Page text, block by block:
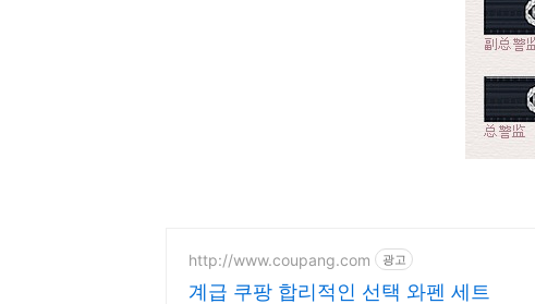
http://www.coupang.com 광고
계급 쿠팡 합리적인 선택 와펜 세트